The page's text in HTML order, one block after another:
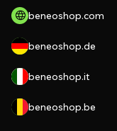
beneoshop.com
beneoshop.de
beneoshop.it
beneoshop.be